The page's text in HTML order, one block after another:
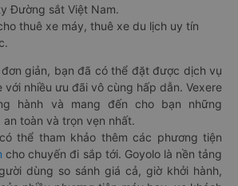
Đường sắt Việt Nam.
thuê xe máy, thuê xe du lịch uy tín
giản, bạn đã có thể đặt được dịch vụ
với nhiều ưu đãi vô cùng hấp dẫn. Vexere
hành và mang đến cho bạn những
toàn và trọn vẹn nhất.
thể tham khảo thêm các phương tiện
cho chuyến đi sắp tới. Goyolo là nền tảng
dùng so sánh giá cả, giờ khởi hành,